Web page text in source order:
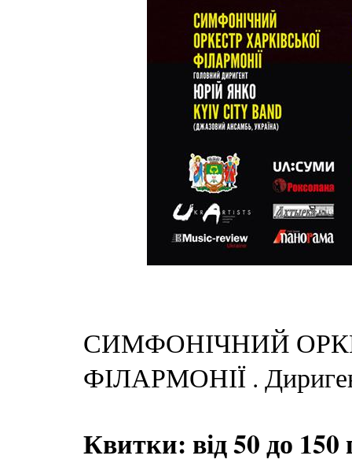
СИМФОНІЧНИЙ
ФІЛАРМОНІЇ .
Квитки: від 50 до 150